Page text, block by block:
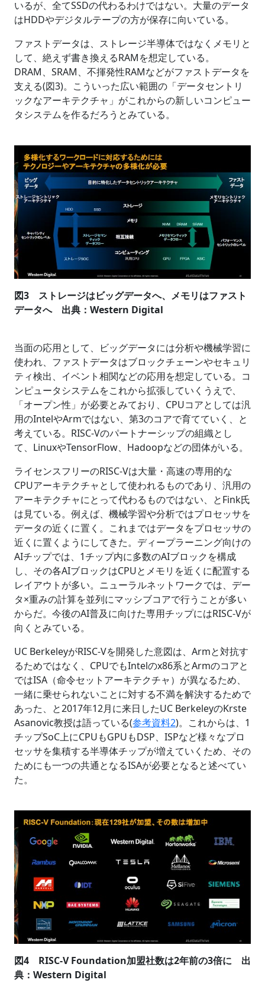
いるが、全てSSDの代わるわけではない。大量のデータ
はHDDやデジタルテープの方が保存に向いている。
ファストデータは、ストレージ半導体ではなくメモリと
して、絶えず書き換えるRAMを想定している。
DRAM、SRAM、不揮発性RAMなどがファストデータを
支える(図3)。こういった広い範囲の「データセントリ
ックなアーキテクチャ」がこれからの新しいコンピュー
タシステムを作るだろうとみている。
図3 ストレージはビッグデータへ、メモリはファスト
データへ 出典：Western Digital
当面の応用として、ビッグデータには分析や機械学習に
使われ、ファストデータはブロックチェーンやセキュリ
ティ検出、イベント相関などの応用を想定している。コ
ンピュータシステムをこれから拡張していくうえで、
「オープン性」が必要とみており、CPUコアとしては汎
用のIntelやArmではない、第3のコアで育てていく、と
考えている。RISC-Vのパートナーシップの組織とし
て、LinuxやTensorFlow、Hadoopなどの団体がいる。
ライセンスフリーのRISC-Vは大量・高速の専用的な
CPUアーキテクチャとして使われるものであり、汎用の
アーキテクチャにとって代わるものではない、とFink氏
は見ている。例えば、機械学習や分析ではプロセッサを
データの近くに置く。これまではデータをプロセッサの
近くに置くようにしてきた。ディープラーニング向けの
AIチップでは、1チップ内に多数のAIブロックを構成
し、その各AIブロックはCPUとメモリを近くに配置する
レイアウトが多い。ニューラルネットワークでは、デー
タ×重みの計算を並列にマッシブコアで行うことが多い
からだ。今後のAI普及に向けた専用チップにはRISC-Vが
向くとみている。
UC BerkeleyがRISC-Vを開発した意図は、Armと対抗す
るためではなく、CPUでもIntelのx86系とArmのコアと
ではISA（命令セットアーキテクチャ）が異なるため、
一緒に乗せられないことに対する不満を解決するためで
あった、と2017年12月に来日したUC BerkeleyのKrste
Asanovic教授は語っている(参考資料2)。これからは、1
チップSoC上にCPUもGPUもDSP、ISPなど様々なプロ
セッサを集積する半導体チップが増えていくため、その
ためにも一つの共通となるISAが必要となると述べてい
た。
図4 RISC-V Foundation加盟社数は2年前の3倍に 出
典：Western Digital